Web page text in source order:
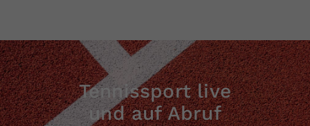
Tennissport live
und auf Abruf